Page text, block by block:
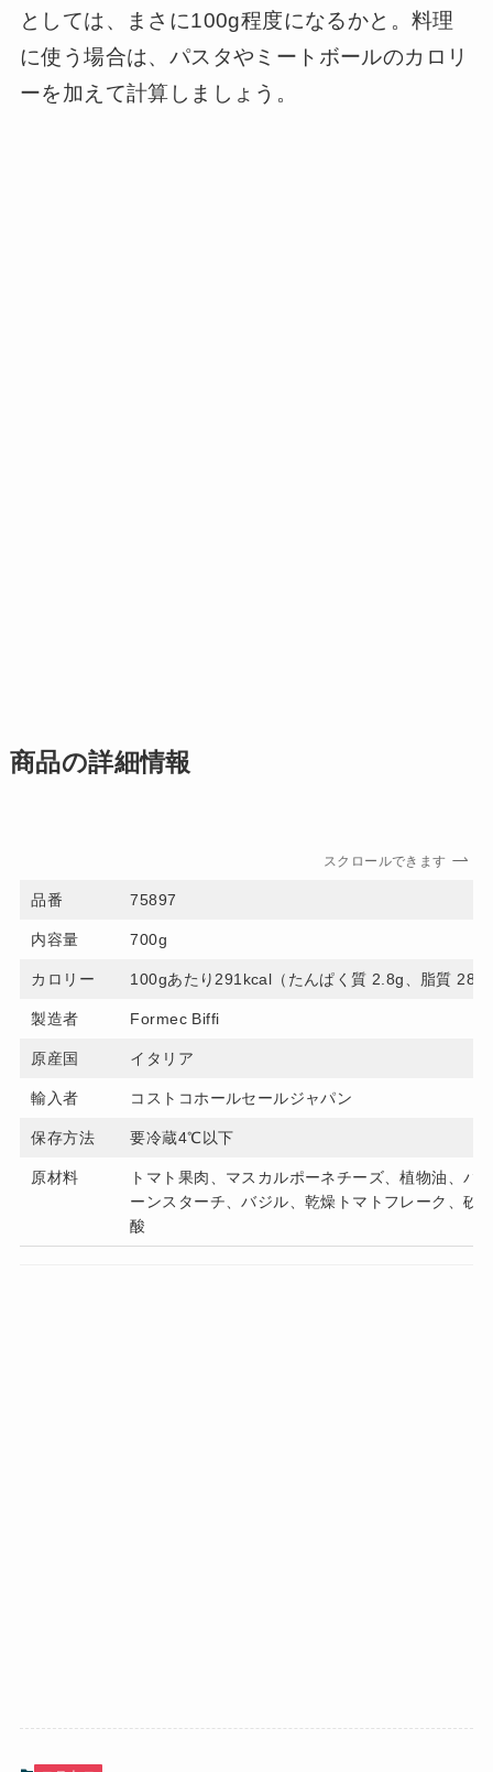
としては、まさに100g程度になるかと。料理
に使う場合は、パスタやミートボールのカロリ
ーを加えて計算しましょう。
商品の詳細情報
スクロールできます
品番 75897
内容量 700g
カロリー 100gあたり291kcal（たんぱく質 2.8g、脂質 28g
製造者 Formec Biffi
原産国 イタリア
輸入者 コストコホールセールジャパン
保存方法 要冷蔵4℃以下
原材料
トマト果肉、マスカルポーネチーズ、植物油、バ
ーンスターチ、バジル、乾燥トマトフレーク、砂
酸